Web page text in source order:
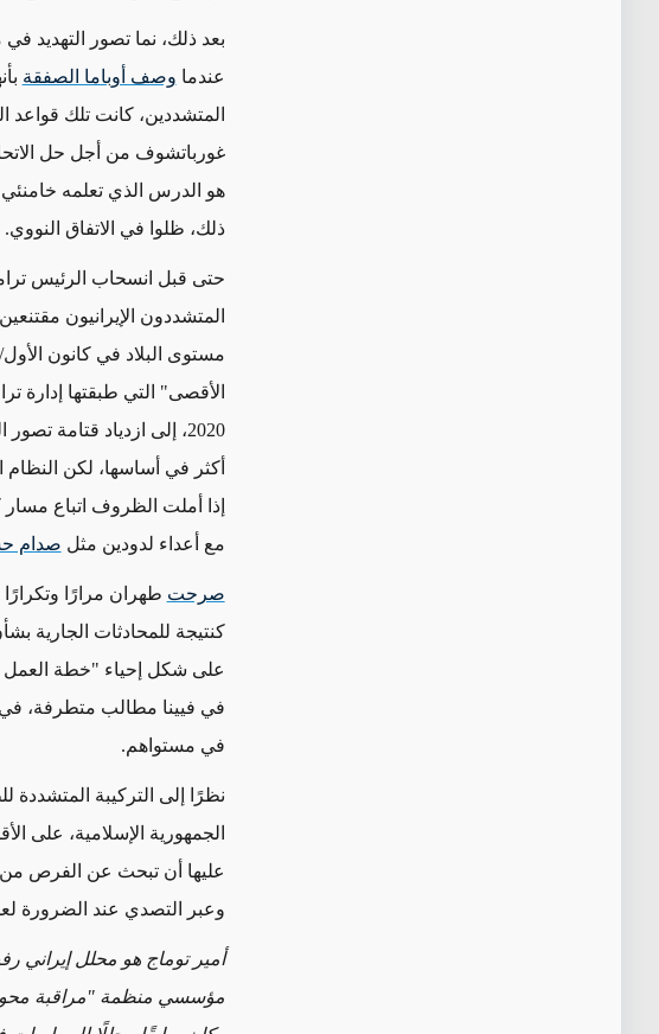
بعد ذلك، نما تصور التهديد في
عندما وصف أوباما الصفقة
المتشددين، كانت تلك قواعد
هو الدرس الذي تعلمه
ذلك، ظلوا في الاتفاق النووي.
المتشددون الإيرانيون
الأقصى" التي طبقتها إدارة
2020، إلى ازدياد قتامة
أكثر في أساسها، لكن النظام
إذا أملت الظروف اتباع
مع أعداء لدودين مثل صدام
صرحت طهران مرارًا وتكرارًا
كنتيجة للمحادثات الجارية
على شكل إحياء "خطة العمل
في فيينا مطالب متطرفة،
في مستواهم.
نظرًا إلى التركيبة المتشددة
الجمهورية الإسلامية، على
عليها أن تبحث عن الفرص من
وعبر التصدي عند الضرورة
أمير توماج هو محلل إيراني
مؤسسي منظمة "مراقبة محور